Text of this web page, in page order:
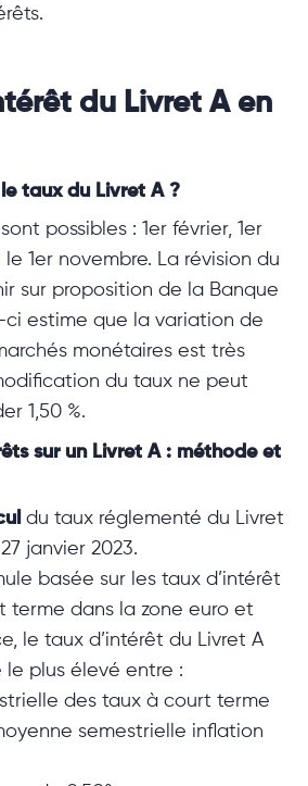
du Livret A en
taux du Livret A ?
possibles : 1er février, 1er
1er novembre. La révision du
sur proposition de la Banque
ci estime que la variation de
monétaires est très
du taux ne peut
1,50 %.
sur un Livret A : méthode et
du taux réglementé du Livret
janvier 2023.
basée sur les taux d’intérêt
terme dans la zone euro et
le taux d’intérêt du Livret A
plus élevé entre :
des taux à court terme
semestrielle inflation